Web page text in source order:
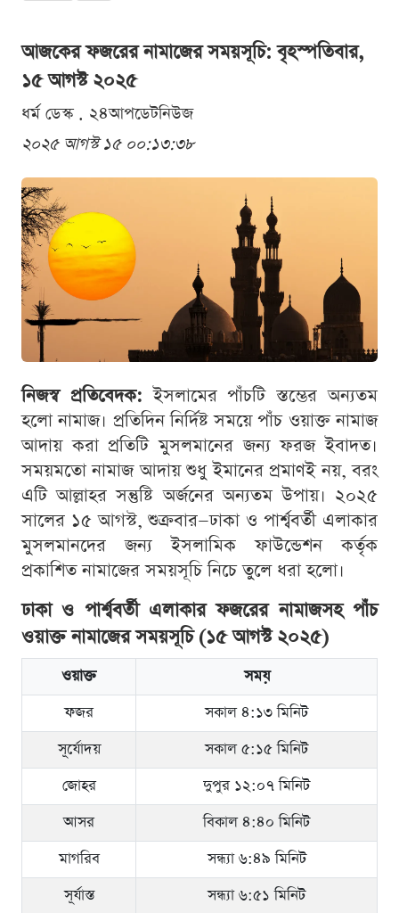
আজকের ফজরের নামাজের সময়সূচি: বৃহস্পতিবার,
১৫ আগস্ট ২০২৫
ধর্ম ডেস্ক . ২৪আপডেটনিউজ
২০২৫ আগস্ট ১৫ ০০:১৩:৩৮
নিজস্ব প্রতিবেদক: ইসলামের পাঁচটি স্তম্ভের অন্যতম
হলো নামাজ। প্রতিদিন নির্দিষ্ট সময়ে পাঁচ ওয়াক্ত নামাজ
আদায় করা প্রতিটি মুসলমানের জন্য ফরজ ইবাদত।
সময়মতো নামাজ আদায় শুধু ইমানের প্রমাণই নয়, বরং
এটি আল্লাহর সন্তুষ্টি অর্জনের অন্যতম উপায়। ২০২৫
সালের ১৫ আগস্ট, শুক্রবার—ঢাকা ও পার্শ্ববর্তী এলাকার
মুসলমানদের জন্য ইসলামিক ফাউন্ডেশন কর্তৃক
প্রকাশিত নামাজের সময়সূচি নিচে তুলে ধরা হলো।
ঢাকা ও পার্শ্ববর্তী এলাকার ফজরের নামাজসহ পাঁচ
ওয়াক্ত নামাজের সময়সূচি (১৫ আগস্ট ২০২৫)
ওয়াক্ত
সময়
ফজর
সকাল ৪:১৩ মিনিট
সূর্যোদয়
সকাল ৫:১৫ মিনিট
জোহর
দুপুর ১২:০৭ মিনিট
আসর
বিকাল ৪:৪০ মিনিট
মাগরিব
সন্ধ্যা ৬:৪৯ মিনিট
সূর্যাস্ত
সন্ধ্যা ৬:৫১ মিনিট